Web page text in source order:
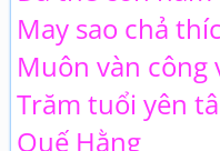
May sao chả
Muôn vàn công
Trăm tuổi yên
Quế Hằng